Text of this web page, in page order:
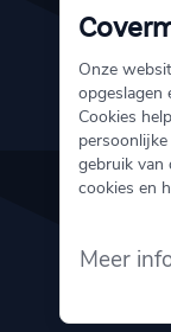
Onze
opgeslagen
Cookies
gebruik van
cookies en
Meer